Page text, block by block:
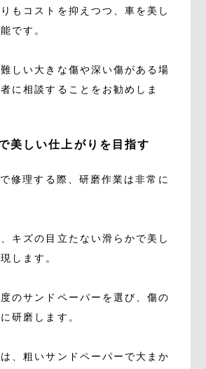
もコストを抑えつつ、車を美し
です。
しい大きな傷や深い傷がある場
に相談することをお勧めしま
美しい仕上がりを目指す
修理する際、研磨作業は非常に
キズの目立たない滑らかで美し
します。
のサンドペーパーを選び、傷の
研磨します。
、粗いサンドペーパーで大まか